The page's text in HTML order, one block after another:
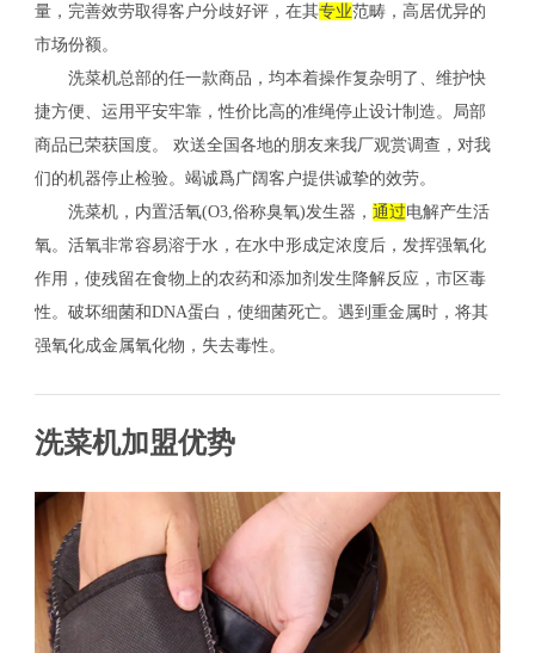
量，完善效劳取得客户分歧好评，在其专业范畴，高居优异的
市场份额。
洗菜机总部的任一款商品，均本着操作复杂明了、维护快
捷方便、运用平安牢靠，性价比高的准绳停止设计制造。局部
商品已荣获国度。 欢送全国各地的朋友来我厂观赏调查，对我
们的机器停止检验。竭诚爲广阔客户提供诚挚的效劳。
洗菜机，内置活氧(O3,俗称臭氧)发生器， 通过电解产生活
氧。活氧非常容易溶于水，在水中形成定浓度后，发挥强氧化
作用，使残留在食物上的农药和添加剂发生降解反应，市区毒
性。破坏细菌和DNA蛋白，使细菌死亡。遇到重金属时，将其
强氧化成金属氧化物，失去毒性。
洗菜机加盟优势